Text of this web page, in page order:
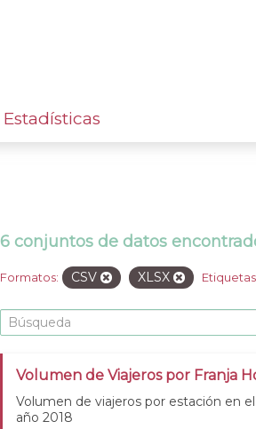
Estadísticas
6 conjuntos de datos
Formatos: CSV XLSX
Volumen de Viajeros por Franja
Volumen de viajeros por estación en
año 2018